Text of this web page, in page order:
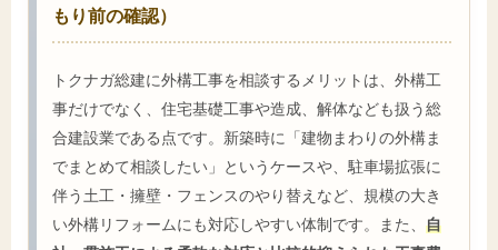
もり前の確認）
トクナガ総建に外構工事を相談するメリットは、外構工
事だけでなく、住宅基礎工事や造成、解体なども扱う総
合建設業である点です。新築時に「建物まわりの外構ま
でまとめて相談したい」というケースや、駐車場拡張に
伴う土工・擁壁・フェンスのやり替えなど、規模の大き
い外構リフォームにも対応しやすい体制です。また、 自